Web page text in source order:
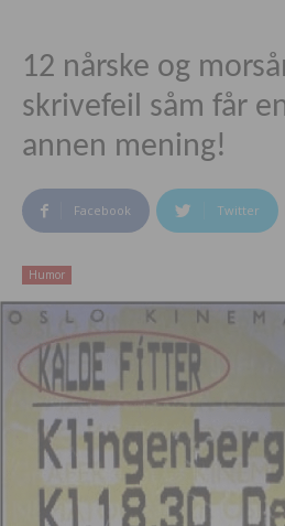
12 nårske og
skrivefeil såm får
annen mening!
Facebook Twitter
Humor